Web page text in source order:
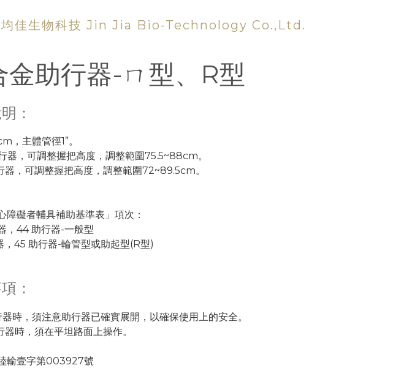
均佳生物科技 Jin Jia Bio-Technology Co.,Ltd.
金助行器-ㄇ型、R型
：
，主體管徑1”。
器，可調整握把高度，調整範圍75.5~88cm。
器，可調整握把高度，調整範圍72~89.5cm。
障礙者輔具補助基準表」項次：
，44 助行器-一般型
，45 助行器-輪管型或助起型(R型)
：
器時，須注意助行器已確實展開，以確保使用上的安全。
器時，須在平坦路面上操作。
輸壹字第003927號